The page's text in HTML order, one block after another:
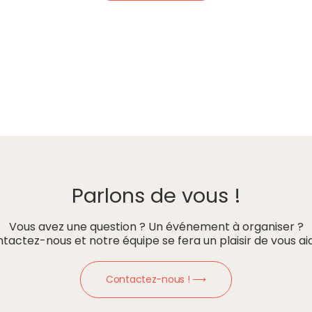
Parlons de vous !
Vous avez une question ? Un événement à organiser ?
nous et notre équipe se fera un plaisir de vous
Contactez-nous ! ⟶